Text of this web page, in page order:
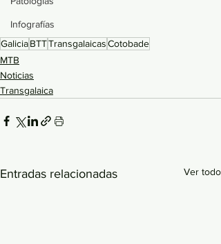
Infografías
GaliciaBTTTransgalaicasCotobade
MTB
Noticias
Transgalaica
Entradas relacionadas Ver todo